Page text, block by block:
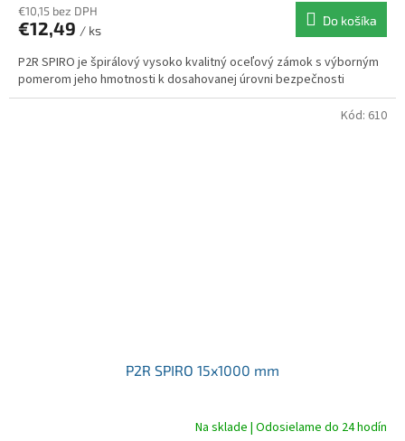
€10,15 bez DPH
€12,49 / ks
Do košíka
P2R SPIRO je špirálový vysoko kvalitný oceľový zámok s výborným
pomerom jeho hmotnosti k dosahovanej úrovni bezpečnosti
P2R SPIRO 15x1000 mm
Na sklade | Odosielame do 24 hodín
Kód: 610